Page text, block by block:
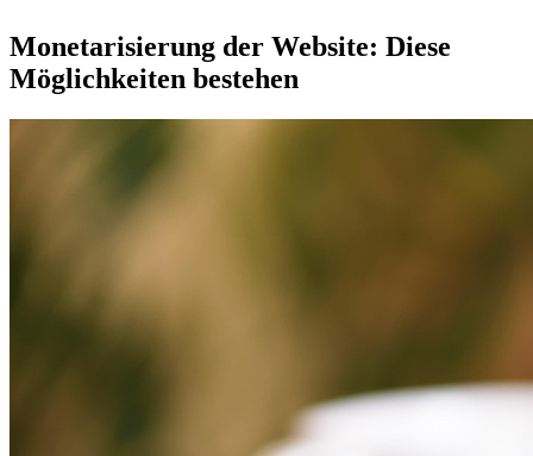
Monetarisierung der Website: Diese
Möglichkeiten bestehen